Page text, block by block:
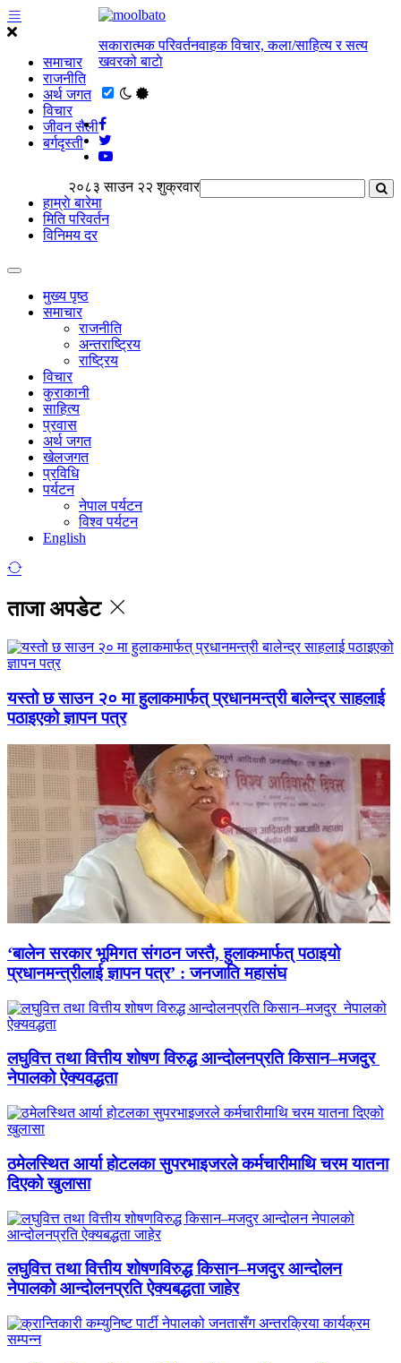
समाचार
राजनीति
अर्थ जगत
विचार
जीवन सैली
बर्गदृस्ती
सकारात्मक परिवर्तनवाहक विचार, कला/साहित्य र सत्य
खवरको बाटाे
२०८३ साउन २२ शुक्रवार
हाम्राे बारेमा
मिति परिवर्तन
विनिमय दर
मुख्य पृष्ठ
समाचार
राजनीति
अन्तराष्ट्रिय
राष्ट्रिय
विचार
कुराकानी
साहित्य
प्रवास
अर्थ जगत
खेलजगत
प्रविधि
पर्यटन
नेपाल पर्यटन
विश्व पर्यटन
English
ताजा अपडेट
यस्तो छ साउन २० मा हुलाकमार्फत् प्रधानमन्त्री बालेन्द्र साहलाई
पठाइएको ज्ञापन पत्र
‘बालेन सरकार भूमिगत संगठन जस्तै, हुलाकमार्फत् पठाइयो
प्रधानमन्त्रीलाई ज्ञापन पत्र’ : जनजाति महासंघ
लघुवित्त तथा वित्तीय शोषण विरुद्ध आन्दोलनप्रति किसान–मजदुर
नेपालको ऐक्यवद्धता
ठमेलस्थित आर्या होटलका सुपरभाइजरले कर्मचारीमाथि चरम यातना
दिएको खुलासा
लघुवित्त तथा वित्तीय शोषणविरुद्ध किसान–मजदुर आन्दोलन
नेपालको आन्दोलनप्रति ऐक्यबद्धता जाहेर